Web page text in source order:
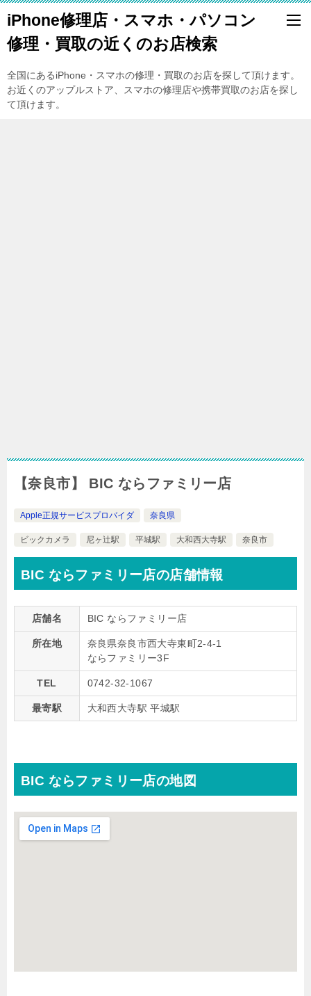
iPhone修理店・スマホ・パソコン
修理・買取の近くのお店検索
全国にあるiPhone・スマホの修理・買取のお店を探して頂けます。
お近くのアップルストア、スマホの修理店や携帯買取のお店を探し
て頂けます。
【奈良市】 BIC ならファミリー店
Apple正規サービスプロバイダ 奈良県
ビックカメラ 尼ヶ辻駅 平城駅 大和西大寺駅 奈良市
BIC ならファミリー店の店舗情報
店舗名 BIC ならファミリー店
所在地
奈良県奈良市西大寺東町2-4-1
ならファミリー3F
TEL 0742-32-1067
最寄駅 大和西大寺駅 平城駅
BIC ならファミリー店の地図